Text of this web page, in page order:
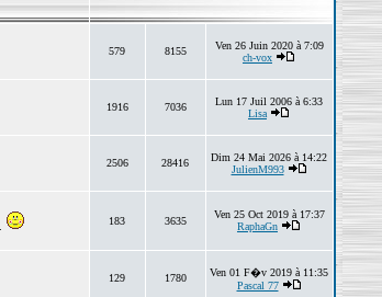
579 8155
Ven 26 Juin 2020 à 7:09
ch-vox
1916 7036
Lun 17 Juil 2006 à 6:33
Lisa
2506 28416
Dim 24 Mai 2026 à 14:22
JulienM993
183 3635
Ven 25 Oct 2019 à 17:37
RaphaGn
129 1780
Ven 01 F�v 2019 à 11:35
Pascal 77